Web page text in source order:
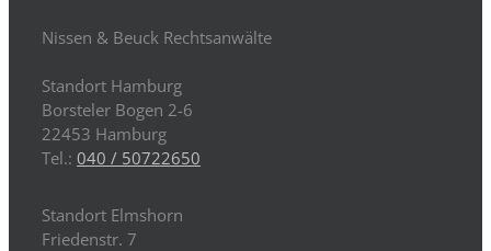
Nissen & Beuck Rechtsanwälte
Standort Hamburg
Borsteler Bogen 2-6
22453 Hamburg
Tel.: 040 / 50722650
Standort Elmshorn
Friedenstr. 7